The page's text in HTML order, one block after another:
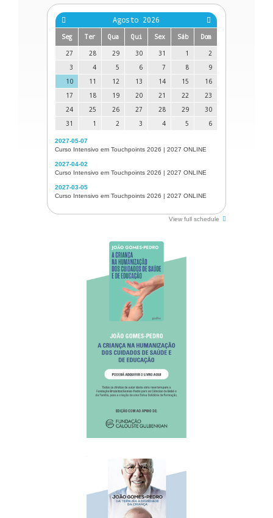
Agosto 2026
Seg Ter Qua Qui Sex Sáb
Dom
27
28 29 30 31 1
2
3
4 5 6 7 8
9
10
11 12 13 14 15
16
17
18 19 20 21 22
23
24
25 26 27 28 29
30
31
1 2 3 4 5 6
2027-05-07
Curso Intensivo em Touchpoints 2026 | 2027 ONLINE
2027-04-02
Curso Intensivo em Touchpoints 2026 | 2027 ONLINE
2027-03-05
Curso Intensivo em Touchpoints 2026 | 2027 ONLINE
View full schedule